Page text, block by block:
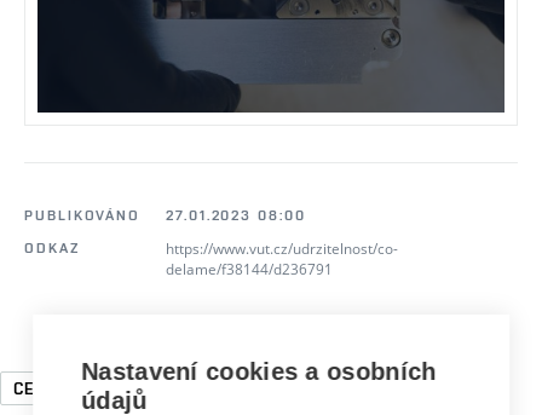
PUBLIKOVÁNO
27.01.2023 08:00
ODKAZ
https://www.vut.cz/udrzitelnost/co-
delame/f38144/d236791
CEITEC VUT
Nastavení cookies a osobních
údajů